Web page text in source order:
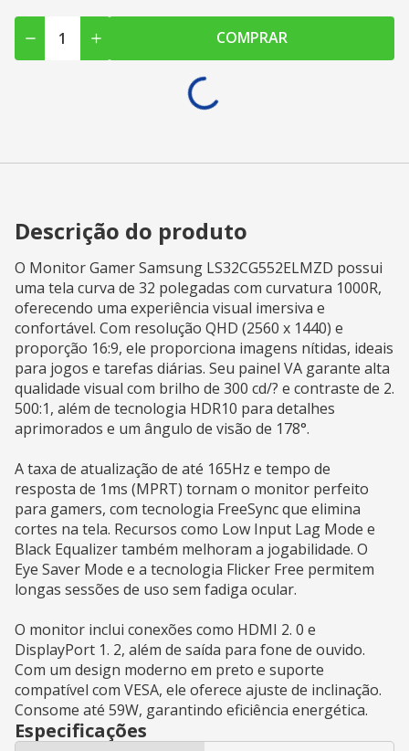
COMPRAR
Descrição do produto
O Monitor Gamer Samsung LS32CG552ELMZD possui
uma tela curva de 32 polegadas com curvatura 1000R,
oferecendo uma experiência visual imersiva e
confortável. Com resolução QHD (2560 x 1440) e
proporção 16:9, ele proporciona imagens nítidas, ideais
para jogos e tarefas diárias. Seu painel VA garante alta
qualidade visual com brilho de 300 cd/? e contraste de 2.
500:1, além de tecnologia HDR10 para detalhes
aprimorados e um ângulo de visão de 178°.
A taxa de atualização de até 165Hz e tempo de
resposta de 1ms (MPRT) tornam o monitor perfeito
para gamers, com tecnologia FreeSync que elimina
cortes na tela. Recursos como Low Input Lag Mode e
Black Equalizer também melhoram a jogabilidade. O
Eye Saver Mode e a tecnologia Flicker Free permitem
longas sessões de uso sem fadiga ocular.
O monitor inclui conexões como HDMI 2. 0 e
DisplayPort 1. 2, além de saída para fone de ouvido.
Com um design moderno em preto e suporte
compatível com VESA, ele oferece ajuste de inclinação.
Consome até 59W, garantindo eficiência energética.
Especificações